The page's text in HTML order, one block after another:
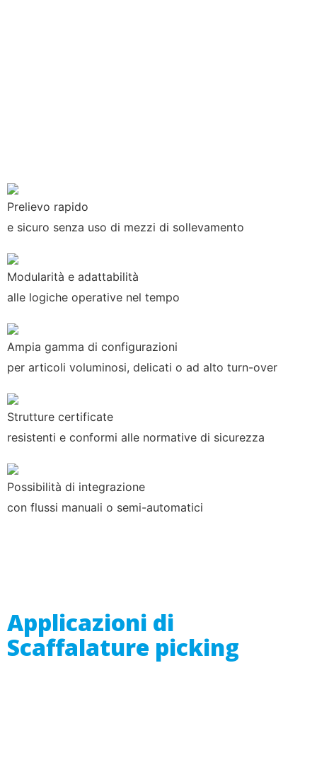
Prelievo rapido
e sicuro senza uso di mezzi di sollevamento
Modularità e adattabilità
alle logiche operative nel tempo
Ampia gamma di configurazioni
per articoli voluminosi, delicati o ad alto turn-over
Strutture certificate
resistenti e conformi alle normative di sicurezza
Possibilità di integrazione
con flussi manuali o semi-automatici
Applicazioni di
Scaffalature picking